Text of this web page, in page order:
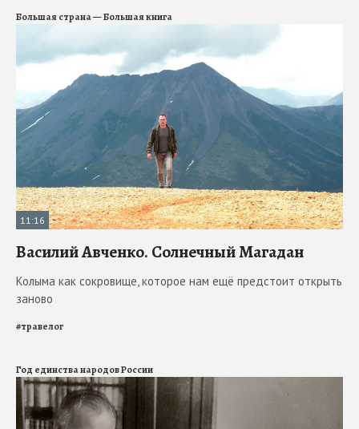
Большая страна — Большая книга
11:16
Василий Авченко. Солнечный Магадан
Колыма как сокровище, которое нам ещё предстоит открыть
заново
#травелог
Год единства народов России